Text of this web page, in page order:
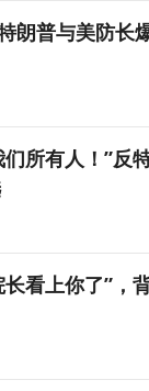
朗普与美防长
所有人！”反
长看上你了”，